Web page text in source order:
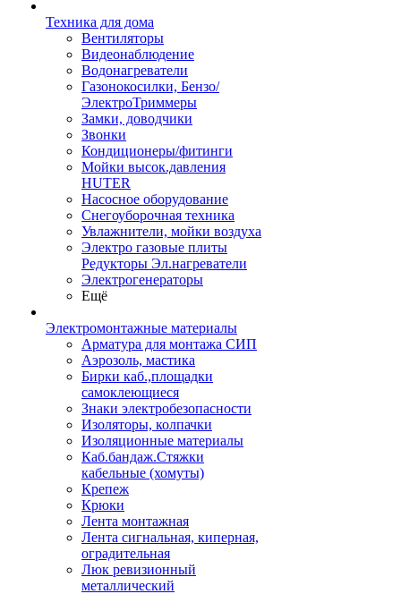
Техника для дома
Вентиляторы
Видеонаблюдение
Водонагреватели
Газонокосилки, Бензо/
ЭлектроТриммеры
Замки, доводчики
Звонки
Кондиционеры/фитинги
Мойки высок.давления
HUTER
Насосное оборудование
Снегоуборочная техника
Увлажнители, мойки воздуха
Электро газовые плиты
Редукторы Эл.нагреватели
Электрогенераторы
Ещё
Электромонтажные материалы
Арматура для монтажа СИП
Аэрозоль, мастика
Бирки каб.,площадки
самоклеющиеся
Знаки электробезопасности
Изоляторы, колпачки
Изоляционные материалы
Каб.бандаж.Стяжки
кабельные (хомуты)
Крепеж
Крюки
Лента монтажная
Лента сигнальная, киперная,
оградительная
Люк ревизионный
металлический